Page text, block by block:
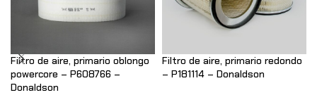
Filtro de aire, primario oblongo
powercore – P608766 –
Donaldson
Filtro de aire, primario redondo
– P181114 – Donaldson